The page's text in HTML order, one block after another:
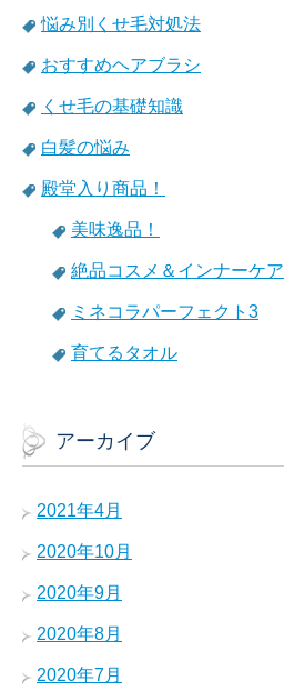
悩み別くせ毛対処法
おすすめヘアブラシ
くせ毛の基礎知識
白髪の悩み
殿堂入り商品！
美味逸品！
絶品コスメ＆インナーケア
ミネコラパーフェクト3
育てるタオル
アーカイブ
2021年4月
2020年10月
2020年9月
2020年8月
2020年7月